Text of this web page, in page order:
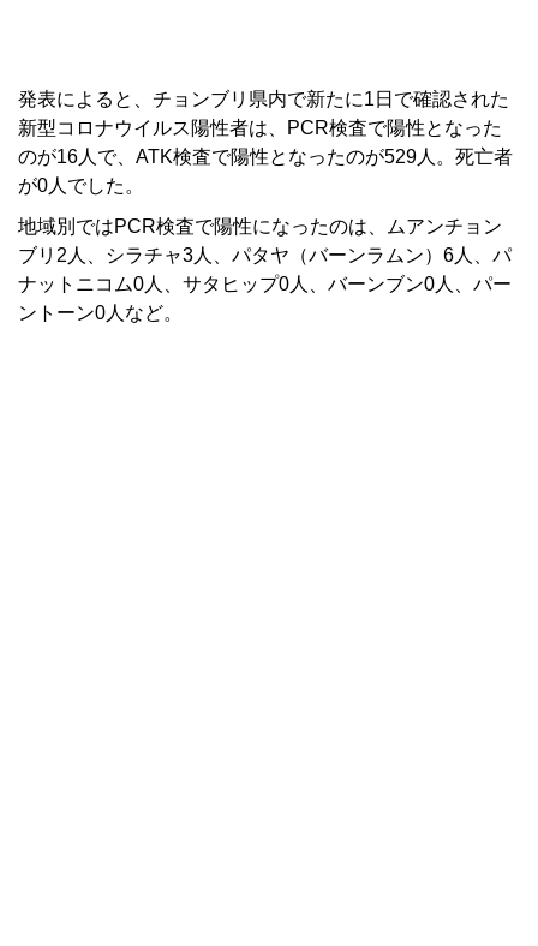
発表によると、チョンブリ県内で新たに1日で確認された
新型コロナウイルス陽性者は、PCR検査で陽性となった
のが16人で、ATK検査で陽性となったのが529人。死亡者
が0人でした。
地域別ではPCR検査で陽性になったのは、ムアンチョン
ブリ2人、シラチャ3人、パタヤ（バーンラムン）6人、パ
ナットニコム0人、サタヒップ0人、バーンブン0人、パー
ントーン0人など。